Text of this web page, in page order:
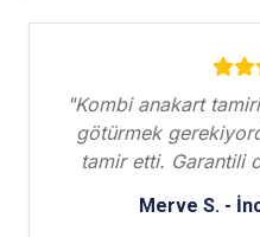
"Kombi anakart
götürmek
tamir etti. Garantili
Merve S. -